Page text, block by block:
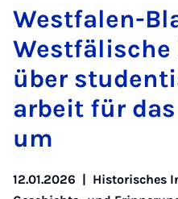
West­fa­len-
West­fä­li­sche
über
a­r­beit für
um
12.01.2026 | Historisches